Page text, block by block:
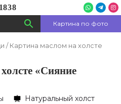
W
h
t
p
T
e
e
m
I
n
Картина по фото
/ Картина маслом на холсте
«Сияние
Натуральный холст